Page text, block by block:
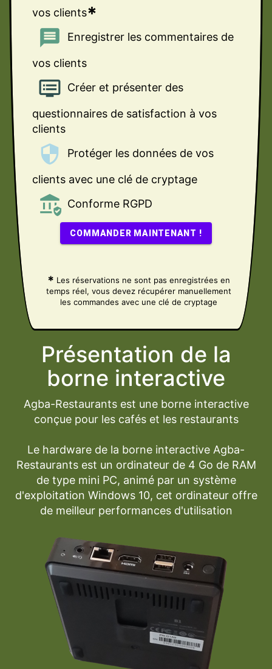
vos clients*
message Enregistrer les commentaires de
vos clients
dvr Créer et présenter des
questionnaires de satisfaction à vos
clients
security Protéger les données de vos
clients avec une clé de cryptage
assured_workload Conforme RGPD
COMMANDER MAINTENANT !
* Les réservations ne sont pas enregistrées en
temps réel, vous devez récupérer manuellement
les commandes avec une clé de cryptage
Présentation de la
borne interactive
Agba-Restaurants est une borne interactive
conçue pour les cafés et les restaurants
Le hardware de la borne interactive Agba-
Restaurants est un ordinateur de 4 Go de RAM
de type mini PC, animé par un système
d'exploitation Windows 10, cet ordinateur offre
de meilleur performances d'utilisation